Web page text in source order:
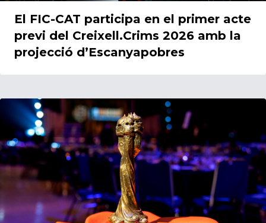
El FIC-CAT participa en el primer acte
previ del Creixell.Crims 2026 amb la
projecció d’Escanyapobres
17/12/2025